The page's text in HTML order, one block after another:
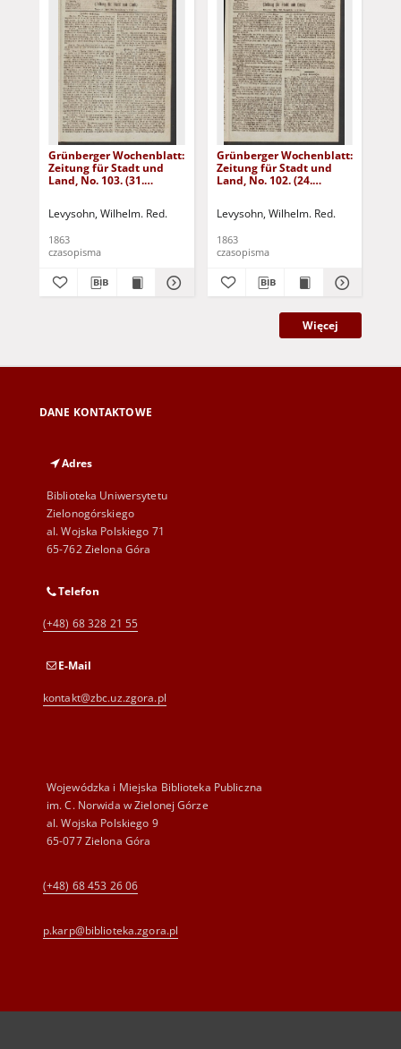
Grünberger Wochenblatt:
Zeitung für Stadt und
Land, No. 103. (31.
Levysohn, Wilhelm. Red.
1863
czasopisma
Grünberger Wochenblatt:
Zeitung für Stadt und
Land, No. 102. (24.
Levysohn, Wilhelm. Red.
1863
czasopisma
Więcej
DANE KONTAKTOWE
Adres
Biblioteka Uniwersytetu
Zielonogórskiego
al. Wojska Polskiego 71
65-762 Zielona Góra
Telefon
(+48) 68 328 21 55
E-Mail
kontakt@zbc.uz.zgora.pl
Wojewódzka i Miejska Biblioteka Publiczna
im. C. Norwida w Zielonej Górze
al. Wojska Polskiego 9
65-077 Zielona Góra
(+48) 68 453 26 06
p.karp@biblioteka.zgora.pl